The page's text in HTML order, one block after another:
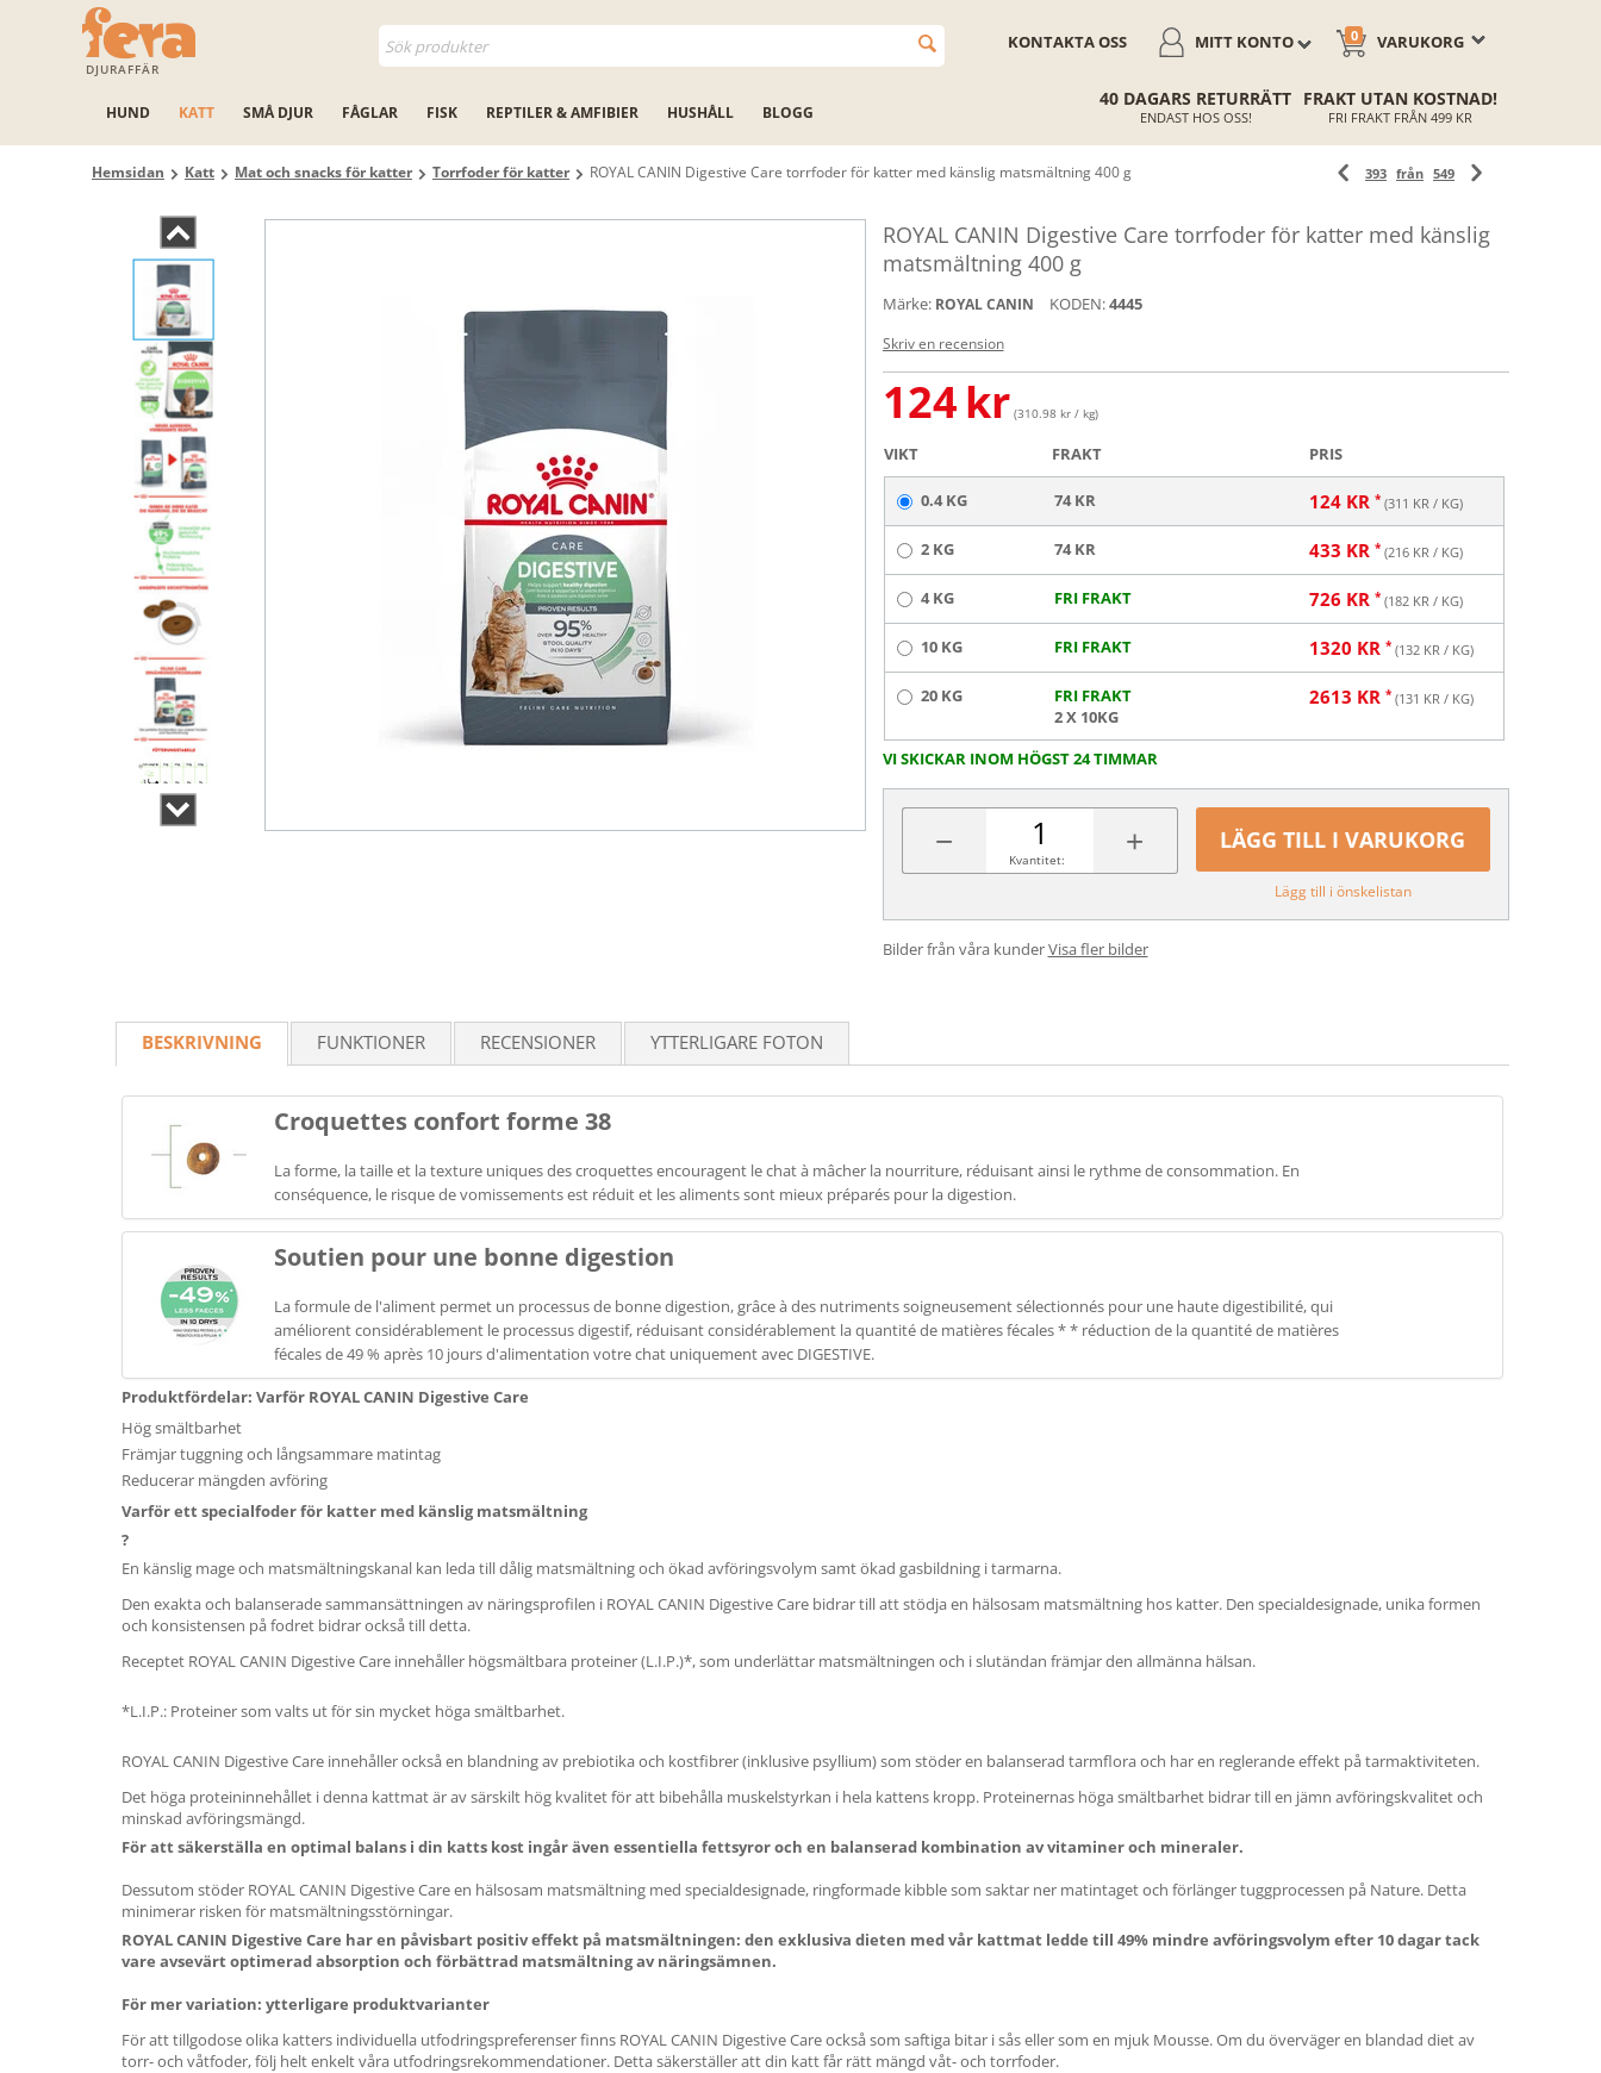
DJURAFFÄR
VARUKORG
0
MITT KONTO
KONTAKTA OSS
HUND KATT SMÅ DJUR FÅGLAR FISK REPTILER & AMFIBIER HUSHÅLL BLOGG
40 DAGARS RETURRÄTT
ENDAST HOS OSS!
FRAKT UTAN KOSTNAD!
FRI FRAKT FRÅN 499 KR
Hemsidan Katt Mat och snacks för katter Torrfoder för katter ROYAL CANIN Digestive Care torrfoder för katter med känslig matsmältning 400 g 393 från 549
ROYAL CANIN Digestive Care torrfoder för katter med känslig
matsmältning 400 g
Märke: ROYAL CANIN KODEN:4445
Skriv en recension
124kr (310.98 kr / kg)
VIKT FRAKT PRIS
0.4 KG 74 KR 124KR (311 KR / KG)
2 KG 74 KR 433 KR (216KR / KG)
4 KG FRI FRAKT 726 KR (182KR / KG)
10 KG FRI FRAKT 1320 KR (132KR / KG)
20 KG
FRI FRAKT
2 X 10KG
2613 KR (131 KR / KG)
VI SKICKAR INOM HÖGST 24 TIMMAR
− +
Kvantitet:
LÄGG TILL I VARUKORG
Lägg till i önskelistan
Bilder från våra kunderVisa fler bilder
BESKRIVNING FUNKTIONER RECENSIONER YTTERLIGARE FOTON
Croquettes confort forme 38
La forme, la taille et la texture uniques des croquettes encouragent le chat à mâcher la nourriture, réduisant ainsi le rythme de consommation. En
conséquence, le risque de vomissements est réduit et les aliments sont mieux préparés pour la digestion.
Soutien pour une bonne digestion
La formule de l'aliment permet un processus de bonne digestion, grâce à des nutriments soigneusement sélectionnés pour une haute digestibilité, qui
améliorent considérablement le processus digestif, réduisant considérablement la quantité de matières fécales * * réduction de la quantité de matières
fécales de 49 % après 10 jours d'alimentation votre chat uniquement avec DIGESTIVE.
Produktfördelar: Varför ROYAL CANIN Digestive Care
Hög smältbarhet
Främjar tuggning och långsammare matintag
Reducerar mängden avföring
Varför ett specialfoder för katter med känslig matsmältning
?
En känslig mage och matsmältningskanal kan leda till dålig matsmältning och ökad avföringsvolym samt ökad gasbildning i tarmarna.
Den exakta och balanserade sammansättningen av näringsprofilen i ROYAL CANIN Digestive Care bidrar till att stödja en hälsosam matsmältning hos katter. Den specialdesignade, unika formen
och konsistensen på fodret bidrar också till detta.
Receptet ROYAL CANIN Digestive Care innehåller högsmältbara proteiner (L.I.P.)*, som underlättar matsmältningen och i slutändan främjar den allmänna hälsan.
*L.I.P.: Proteiner som valts ut för sin mycket höga smältbarhet.
ROYAL CANIN Digestive Care innehåller också en blandning av prebiotika och kostfibrer (inklusive psyllium) som stöder en balanserad tarmflora och har en reglerande effekt på tarmaktiviteten.
Det höga proteininnehållet i denna kattmat är av särskilt hög kvalitet för att bibehålla muskelstyrkan i hela kattens kropp. Proteinernas höga smältbarhet bidrar till en jämn avföringskvalitet och
minskad avföringsmängd.
För att säkerställa en optimal balans i din katts kost ingår även essentiella fettsyror och en balanserad kombination av vitaminer och mineraler.
Dessutom stöder ROYAL CANIN Digestive Care en hälsosam matsmältning med specialdesignade, ringformade kibble som saktar ner matintaget och förlänger tuggprocessen på Nature. Detta
minimerar risken för matsmältningsstörningar.
ROYAL CANIN Digestive Care har en påvisbart positiv effekt på matsmältningen: den exklusiva dieten med vår kattmat ledde till 49% mindre avföringsvolym efter 10 dagar tack
vare avsevärt optimerad absorption och förbättrad matsmältning av näringsämnen.
För mer variation: ytterligare produktvarianter
För att tillgodose olika katters individuella utfodringspreferenser finns ROYAL CANIN Digestive Care också som saftiga bitar i sås eller som en mjuk Mousse. Om du överväger en blandad diet av
torr- och våtfoder, följ helt enkelt våra utfodringsrekommendationer. Detta säkerställer att din katt får rätt mängd våt- och torrfoder.